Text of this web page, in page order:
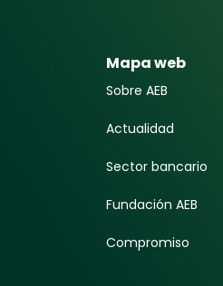
Mapa web
Sobre AEB
Actualidad
Sector bancario
Fundación AEB
Compromiso